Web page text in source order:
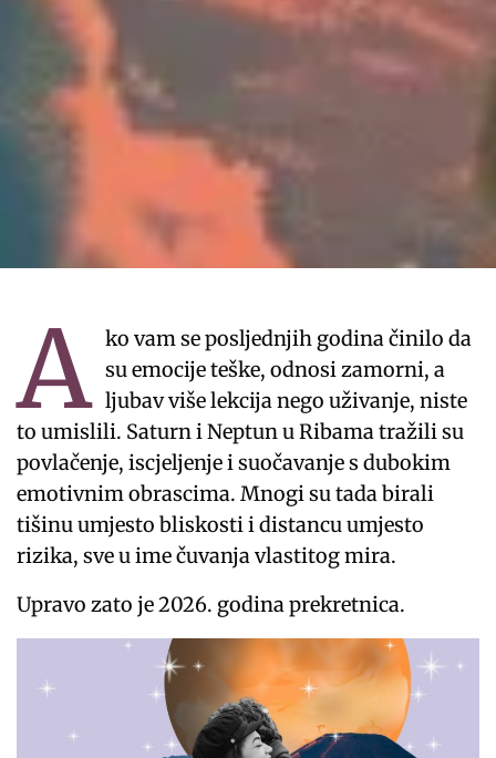
A ko vam se posljednjih godina činilo da
su emocije teške, odnosi zamorni, a
ljubav više lekcija nego uživanje, niste
to umislili. Saturn i Neptun u Ribama tražili su
povlačenje, iscjeljenje i suočavanje s dubokim
emotivnim obrascima. Mnogi su tada birali
tišinu umjesto bliskosti i distancu umjesto
rizika, sve u ime čuvanja vlastitog mira.
Upravo zato je 2026. godina prekretnica.